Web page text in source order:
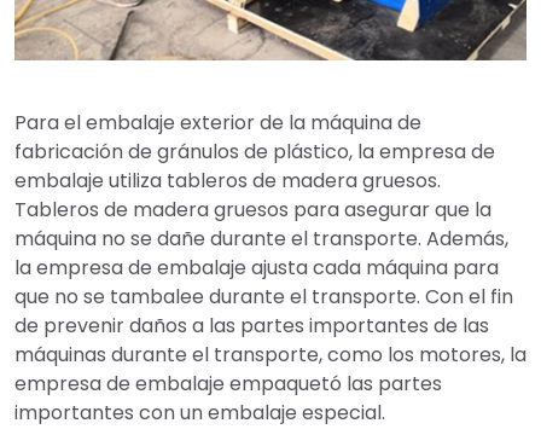
Para el embalaje exterior de la máquina de
fabricación de gránulos de plástico, la empresa de
embalaje utiliza tableros de madera gruesos.
Tableros de madera gruesos para asegurar que la
máquina no se dañe durante el transporte. Además,
la empresa de embalaje ajusta cada máquina para
que no se tambalee durante el transporte. Con el fin
de prevenir daños a las partes importantes de las
máquinas durante el transporte, como los motores, la
empresa de embalaje empaquetó las partes
importantes con un embalaje especial.